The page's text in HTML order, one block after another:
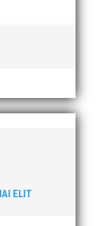
ELIT
2026
i MAI. Han
har ett
fungerat
och fotbollen i